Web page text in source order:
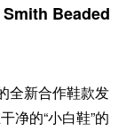
Beaded
全新合作鞋款发
净的“小白鞋”的